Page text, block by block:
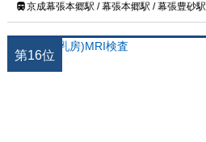
京成幕張本郷駅 / 幕張本郷駅 / 幕張豊砂駅
第16位